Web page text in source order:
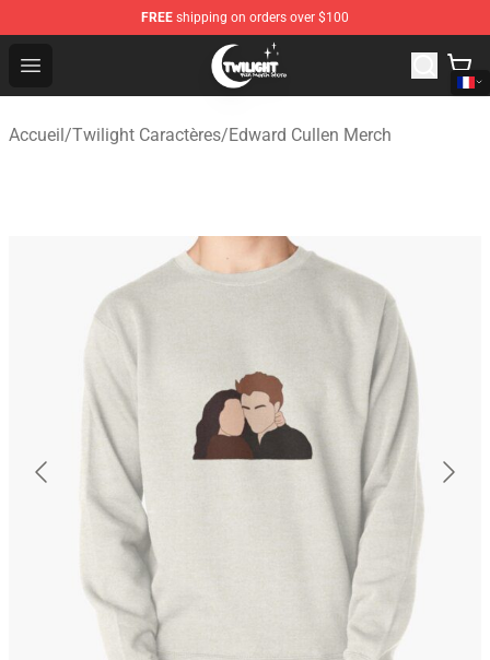
FREE shipping on orders over $100
Open menu
Twilight Store - Official Twilight Merchandise Shop
Accueil/Twilight Caractères/Edward Cullen Merch